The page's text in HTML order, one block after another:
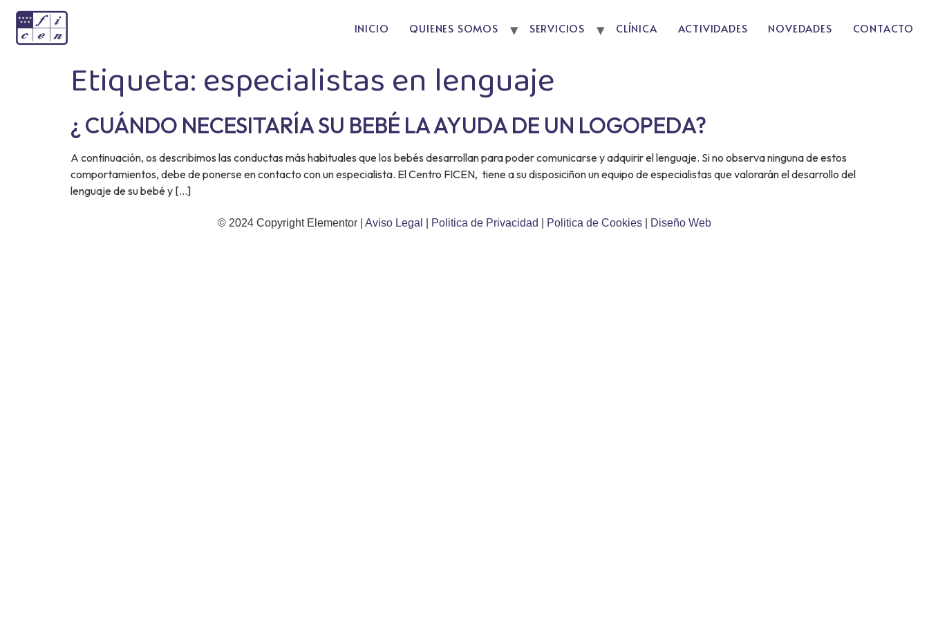
INICIO QUIENES SOMOS SERVICIOS CLÍNICA ACTIVIDADES NOVEDADES CONTACTO
Etiqueta:especialistas en lenguaje
¿ CUÁNDO NECESITARÍA SU BEBÉ LA AYUDA DE UN LOGOPEDA?
A continuación, os describimos las conductas más habituales que los bebés desarrollan para poder comunicarse y adquirir el lenguaje. Si no observa ninguna de estos
comportamientos, debe de ponerse en contacto con un especialista. El Centro FICEN, tiene a su disposiciñon un equipo de especialistas que valorarán el desarrollo del
lenguaje de su bebé y […]
© 2024 Copyright Elementor | Aviso Legal Politica de Privacidad Politica de Cookies Diseño Web